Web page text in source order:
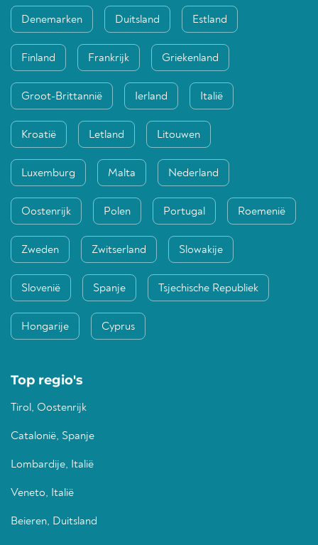
Denemarken Duitsland Estland
Finland Frankrijk Griekenland
Groot-Brittannië Ierland Italië
Kroatië Letland Litouwen
Luxemburg Malta Nederland
Oostenrijk Polen Portugal Roemenië
Zweden Zwitserland Slowakije
Slovenië Spanje Tsjechische Republiek
Hongarije Cyprus
Top regio's
Tirol, Oostenrijk
Catalonië, Spanje
Lombardije, Italië
Veneto, Italië
Beieren, Duitsland